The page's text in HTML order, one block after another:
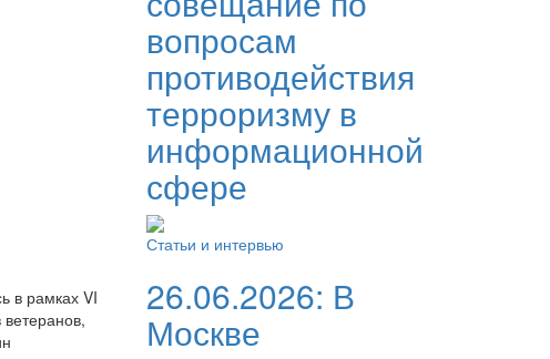
в рамках VI
вопросам
противодействия
терроризму в
информационной
сфере
Статьи и интервью
26.06.2026: В
Москве